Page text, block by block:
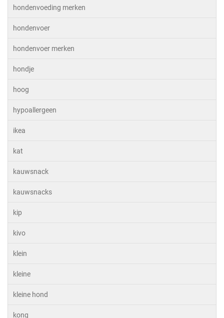
hondenvoeding merken
hondenvoer
hondenvoer merken
hondje
hoog
hypoallergeen
ikea
kat
kauwsnack
kauwsnacks
kip
kivo
klein
kleine
kleine hond
kong